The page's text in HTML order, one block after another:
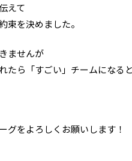
えて
束を決めました。
ませんが
たら「すごい」チームになると
グをよろしくお願いします！